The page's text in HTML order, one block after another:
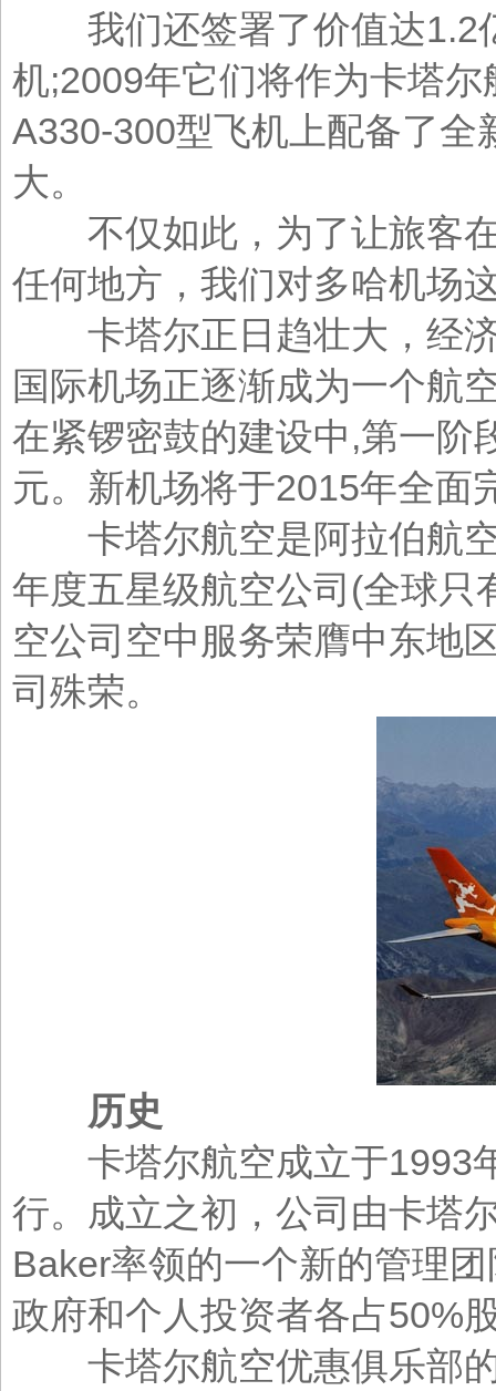
我们还签署了价值达1.2
机;2009年它们将作为卡塔
A330-300型飞机上配备了全
大。
不仅如此，为了让旅客在
任何地方，我们对多哈机场
卡塔尔正日趋壮大，经济
国际机场正逐渐成为一个航
在紧锣密鼓的建设中,第一阶
元。新机场将于2015年全面
卡塔尔航空是阿拉伯航空
年度五星级航空公司(全球只
空公司空中服务荣膺中东地
司殊荣。
历史
卡塔尔航空成立于1993年
行。成立之初，公司由卡塔
Baker率领的一个新的管理
政府和个人投资者各占50%
卡塔尔航空优惠俱乐部的